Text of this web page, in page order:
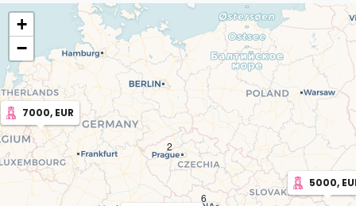
2
2
6
7000, EUR
5000,
+
−